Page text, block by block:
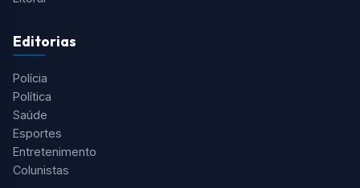
Editorias
Polícia
Política
Saúde
Esportes
Entretenimento
Colunistas